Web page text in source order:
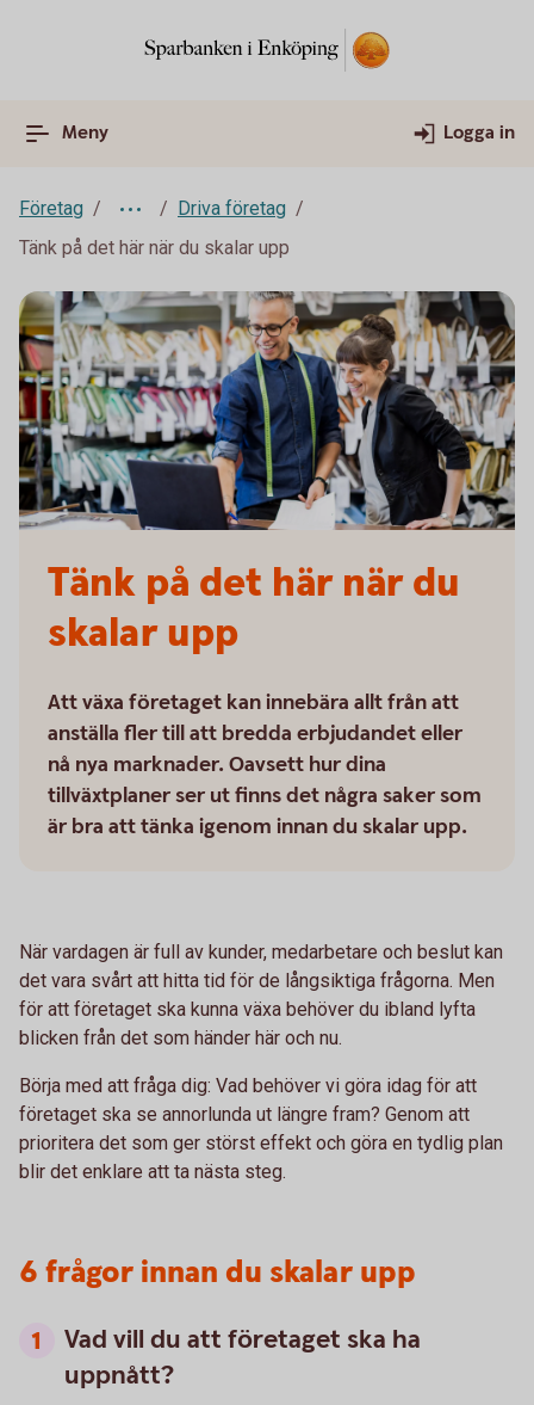
Meny Logga in
Företag
Driva företag
Tänk på det här när du skalar upp
Tänk på det här när du
skalar upp
Att växa företaget kan innebära allt från att
anställa fler till att bredda erbjudandet eller
nå nya marknader. Oavsett hur dina
tillväxtplaner ser ut finns det några saker som
är bra att tänka igenom innan du skalar upp.
När vardagen är full av kunder, medarbetare och beslut kan
det vara svårt att hitta tid för de långsiktiga frågorna. Men
för att företaget ska kunna växa behöver du ibland lyfta
blicken från det som händer här och nu.
Börja med att fråga dig: Vad behöver vi göra idag för att
företaget ska se annorlunda ut längre fram? Genom att
prioritera det som ger störst effekt och göra en tydlig plan
blir det enklare att ta nästa steg.
6 frågor innan du skalar upp
Vad vill du att företaget ska ha
uppnått?